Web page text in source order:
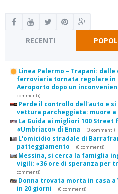
RECENTI
Linea Palermo – Trapani:
ferroviaria tornata regolare in
Aeroporto dopo un
commenti)
Perde il controllo dell'auto e
vettura parcheggiata: muore a
La Guida ai migliori 100 Street
«Umbriaco» di Enna - (0 commenti)
L'omicidio stradale di
patteggiamento - (0 commenti)
Messina, si cerca la famiglia
vigili: «36 ore di speranza per
commenti)
Donna trovata morta in casa
in 20 giorni - (0 commenti)